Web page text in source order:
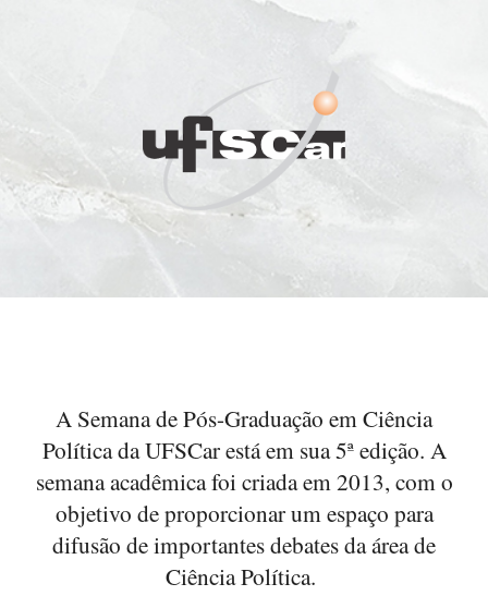
A Semana de Pós-Graduação em Ciência
Política da UFSCar está em sua 5ª edição. A
semana acadêmica foi criada em 2013, com o
objetivo de proporcionar um espaço para
difusão de importantes debates da área de
Ciência Política.